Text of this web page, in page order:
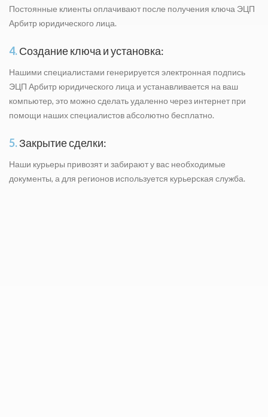
Постоянные клиенты оплачивают после получения ключа ЭЦП
Арбитр юридического лица.
4.Создание ключа и установка:
Нашими специалистами генерируется электронная подпись
ЭЦП Арбитр юридического лица и устанавливается на ваш
компьютер, это можно сделать удаленно через интернет при
помощи наших специалистов абсолютно бесплатно.
5.Закрытие сделки:
Наши курьеры привозят и забирают у вас необходимые
документы, а для регионов используется курьерская служба.